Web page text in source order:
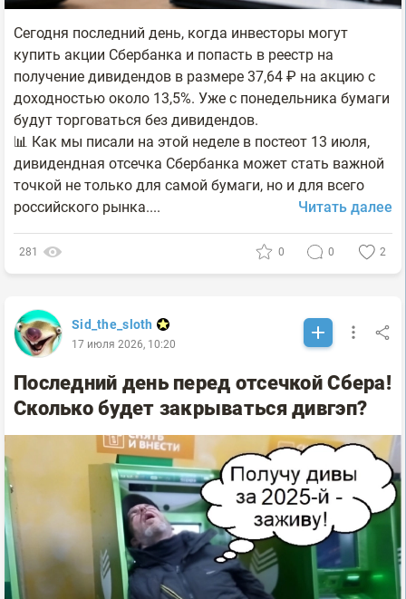
Сегодня последний день, когда инвесторы могут
купить акции Сбербанка и попасть в реестр на
получение дивидендов в размере 37,64 ₽ на акцию с
доходностью около 13,5%. Уже с понедельника бумаги
будут торговаться без дивидендов.
📊 Как мы писали на этой неделе в постеот 13 июля,
дивидендная отсечка Сбербанка может стать важной
точкой не только для самой бумаги, но и для всего
российского рынка....
Читать далее
281 0 0 2
Sid_the_sloth
17 июля 2026, 10:20
Последний день перед отсечкой Сбера!
Сколько будет закрываться дивгэп?